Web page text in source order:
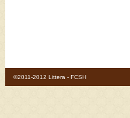
©2011-2012 Littera - FCSH